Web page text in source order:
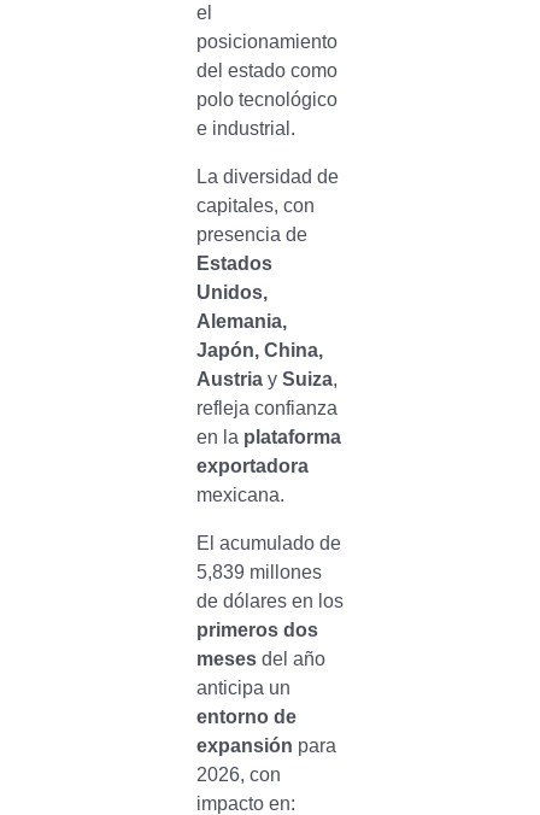
el
posicionamiento
del estado como
polo tecnológico
e industrial.
La diversidad de
capitales, con
presencia de
Estados
Unidos,
Alemania,
Japón, China,
Austriay Suiza,
refleja confianza
en la plataforma
exportadora
mexicana.
El acumulado de
5,839 millones
de dólares en los
primeros dos
mesesdel año
anticipa un
entorno de
expansión para
2026, con
impacto en: